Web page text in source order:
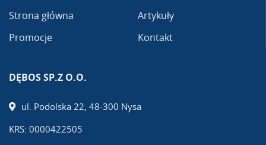
Strona główna
Promocje
Artykuły
Kontakt
DĘBOS SP.Z O.O.
ul. Podolska 22, 48-300 Nysa
KRS: 0000422505